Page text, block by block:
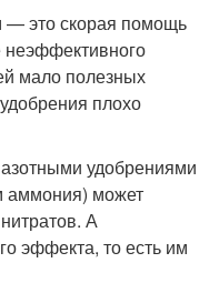
это скорая помощь
неэффективного
мало полезных
плохо
удобрениями
аммония) может
А
эффекта, то есть им